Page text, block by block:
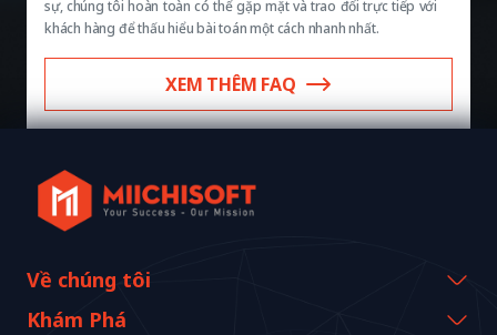
sự, chúng tôi hoàn toàn có thể gặp mặt và trao đổi trực tiếp với
khách hàng để thấu hiểu bài toán một cách nhanh nhất.
XEM THÊM FAQ
Về chúng tôi
Thông tin công ty
Khám Phá